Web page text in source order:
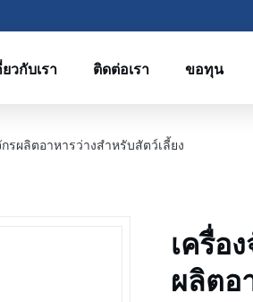
ยวกับเรา ติดต่อเรา ขอทุน
รผลิตอาหารว่างสําหรับสัตว์เลี้ยง
เครื่อ
ผลิตอ